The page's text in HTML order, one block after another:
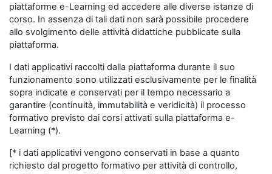
piattaforme e-Learning ed accedere alle diverse istanze di
corso. In assenza di tali dati non sarà possibile procedere
allo svolgimento delle attività didattiche pubblicate sulla
piattaforma.
I dati applicativi raccolti dalla piattaforma durante il suo
funzionamento sono utilizzati esclusivamente per le finalità
sopra indicate e conservati per il tempo necessario a
garantire (continuità, immutabilità e veridicità) il processo
formativo previsto dai corsi attivati sulla piattaforma e-
Learning (*).
[* i dati applicativi vengono conservati in base a quanto
richiesto dal progetto formativo per attività di controllo,